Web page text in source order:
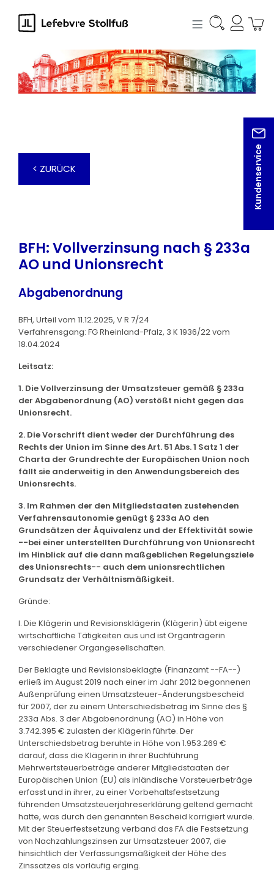
springen
Kundenservice
< ZURÜCK
BFH: Vollverzinsung nach § 233a
AO und Unionsrecht
Abgabenordnung
BFH, Urteil vom 11.12.2025, V R 7/24
Verfahrensgang: FG Rheinland-Pfalz, 3 K 1936/22 vom
18.04.2024
Leitsatz:
1. Die Vollverzinsung der Umsatzsteuer gemäß § 233a
der Abgabenordnung (AO) verstößt nicht gegen das
Unionsrecht.
2. Die Vorschrift dient weder der Durchführung des
Rechts der Union im Sinne des Art. 51 Abs. 1 Satz 1 der
Charta der Grundrechte der Europäischen Union noch
fällt sie anderweitig in den Anwendungsbereich des
Unionsrechts.
3. Im Rahmen der den Mitgliedstaaten zustehenden
Verfahrensautonomie genügt § 233a AO den
Grundsätzen der Äquivalenz und der Effektivität sowie
--bei einer unterstellten Durchführung von Unionsrecht
im Hinblick auf die dann maßgeblichen Regelungsziele
des Unionsrechts-- auch dem unionsrechtlichen
Grundsatz der Verhältnismäßigkeit.
Gründe:
I. Die Klägerin und Revisionsklägerin (Klägerin) übt eigene
wirtschaftliche Tätigkeiten aus und ist Organträgerin
verschiedener Organgesellschaften.
Der Beklagte und Revisionsbeklagte (Finanzamt --FA--)
erließ im August 2019 nach einer im Jahr 2012 begonnenen
Außenprüfung einen Umsatzsteuer-Änderungsbescheid
für 2007, der zu einem Unterschiedsbetrag im Sinne des §
233a Abs. 3 der Abgabenordnung (AO) in Höhe von
3.742.395 € zulasten der Klägerin führte. Der
Unterschiedsbetrag beruhte in Höhe von 1.953.269 €
darauf, dass die Klägerin in ihrer Buchführung
Mehrwertsteuerbeträge anderer Mitgliedstaaten der
Europäischen Union (EU) als inländische Vorsteuerbeträge
erfasst und in ihrer, zu einer Vorbehaltsfestsetzung
führenden Umsatzsteuerjahreserklärung geltend gemacht
hatte, was durch den genannten Bescheid korrigiert wurde.
Mit der Steuerfestsetzung verband das FA die Festsetzung
von Nachzahlungszinsen zur Umsatzsteuer 2007, die
hinsichtlich der Verfassungsmäßigkeit der Höhe des
Zinssatzes als vorläufig erging.